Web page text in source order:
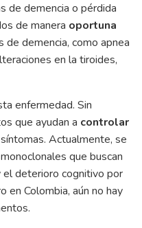
de demencia o pérdida
de manera oportuna
de demencia, como apnea
en la tiroides,
enfermedad. Sin
que ayudan a controlar
Actualmente, se
que buscan
el deterioro cognitivo por
en Colombia, aún no hay